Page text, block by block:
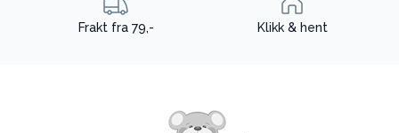
Frakt fra 79,- Klikk & hent